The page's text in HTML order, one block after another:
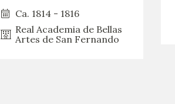
Ca. 1814 - 1816
Real Academia de Bellas
Artes de San Fernando